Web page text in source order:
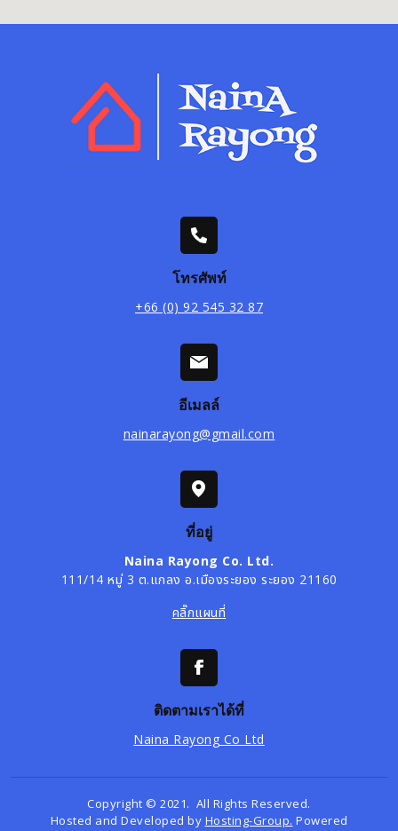
โทรศัพท์
+66 (0) 92 545 32 87
อีเมลล์
nainarayong@gmail.com
ที่อยู่
Naina Rayong Co. Ltd.
111/14 หมู่ 3 ต.แกลง อ.เมืองระยอง ระยอง 21160
คลิ๊กแผนที่
ติดตามเราได้ที่
Naina Rayong Co Ltd
Copyright © 2021. All Rights Reserved.
Hosted and Developed by Hosting-Group. Powered